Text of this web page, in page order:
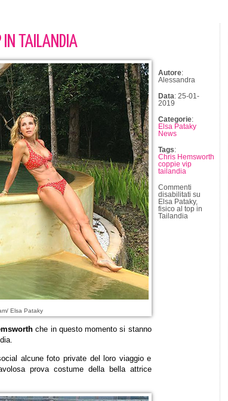
IN TAILANDIA
Elsa Pataky
che in questo momento si stanno
alcune foto private del loro viaggio e
prova costume della bella attrice
Autore:
Alessandra
Data: 25-01-
2019
Categorie:
Elsa Pataky
News
Tags:
Chris Hemsworth
coppie vip
tailandia
Commenti
disabilitati su
Elsa Pataky,
fisico al top in
Tailandia